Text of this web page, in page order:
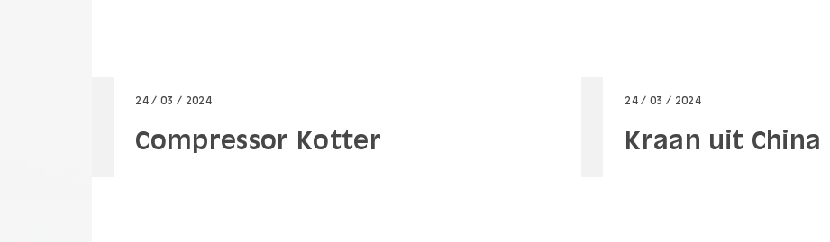
24 / 03 / 2024
Compressor Kotter
24 / 03 / 2024
Kraan uit China